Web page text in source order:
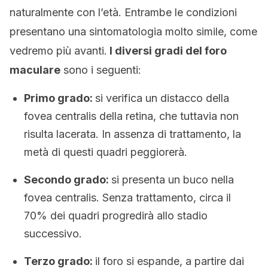
naturalmente con l’età. Entrambe le condizioni
presentano una sintomatologia molto simile, come
vedremo più avanti. I diversi gradi del foro
maculare sono i seguenti:
Primo grado: si verifica un distacco della
fovea centralis della retina, che tuttavia non
risulta lacerata. In assenza di trattamento, la
metà di questi quadri peggiorerà.
Secondo grado: si presenta un buco nella
fovea centralis. Senza trattamento, circa il
70% dei quadri progredirà allo stadio
successivo.
Terzo grado: il foro si espande, a partire dai